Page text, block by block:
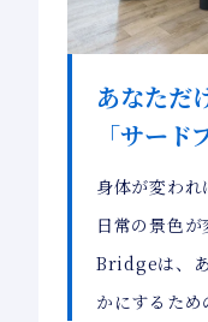
あなただ
「サード
身体が変われ
日常の景色が
Bridgeは、
かにするため